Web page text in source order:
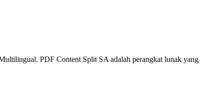
PDF Content Split SA adalah perangkat lunak yang